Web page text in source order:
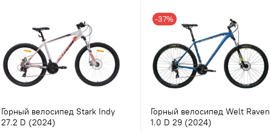
Горный велосипед Stark Indy
27.2 D (2024)
-37%
Горный велосипед Welt Raven
1.0 D 29 (2024)